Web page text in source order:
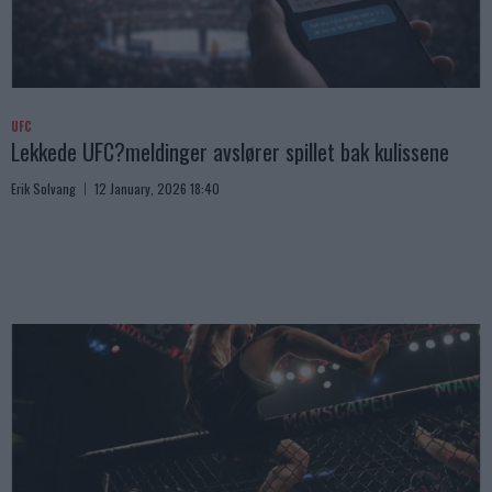
UFC
Lekkede UFC?meldinger avslører spillet bak kulissene
Erik Solvang 12 January, 2026 18:40